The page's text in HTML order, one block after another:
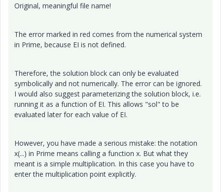
Original, meaningful file name!
The error marked in red comes from the numerical system
in Prime, because EI is not defined.
Therefore, the solution block can only be evaluated
symbolically and not numerically. The error can be ignored.
I would also suggest parameterizing the solution block, i.e.
running it as a function of EI. This allows "sol" to be
evaluated later for each value of EI.
However, you have made a serious mistake: the notation
x(...) in Prime means calling a function x. But what they
meant is a simple multiplication. In this case you have to
enter the multiplication point explicitly.